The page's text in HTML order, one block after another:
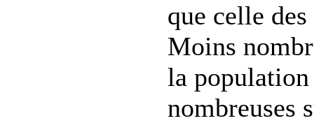
que celle
Moins
la
nombreuses